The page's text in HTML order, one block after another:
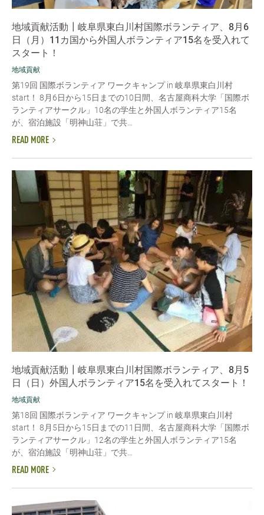
地域貢献活動┃岐阜県東白川村国際ボランティア、8月6
日（月）11カ国から外国人ボランティア15名を受入れて
スタート！
地域貢献
第19回 国際ボランティア ワークキャンプ in 岐阜県東白川村
start！ 8月6日から15日までの10日間、名古屋商科大学「国際ボ
ランティアサークル」10名の学生と外国人ボランティア15名
が、宿泊施設「明神山荘」で共...
READ MORE
地域貢献活動┃岐阜県東白川村国際ボランティア、8月5
日（日）外国人ボランティア15名を受入れてスタート！
地域貢献
第18回 国際ボランティア ワークキャンプ in 岐阜県東白川村
start！ 8月5日から15日までの11日間、名古屋商科大学「国際ボ
ランティアサークル」12名の学生と外国人ボランティア15名
が、宿泊施設「明神山荘」で共...
READ MORE